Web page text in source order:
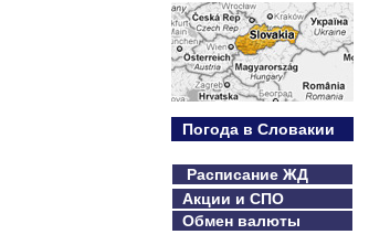
Погода в Словакии
Расписание ЖД
Акции и СПО
Обмен валюты